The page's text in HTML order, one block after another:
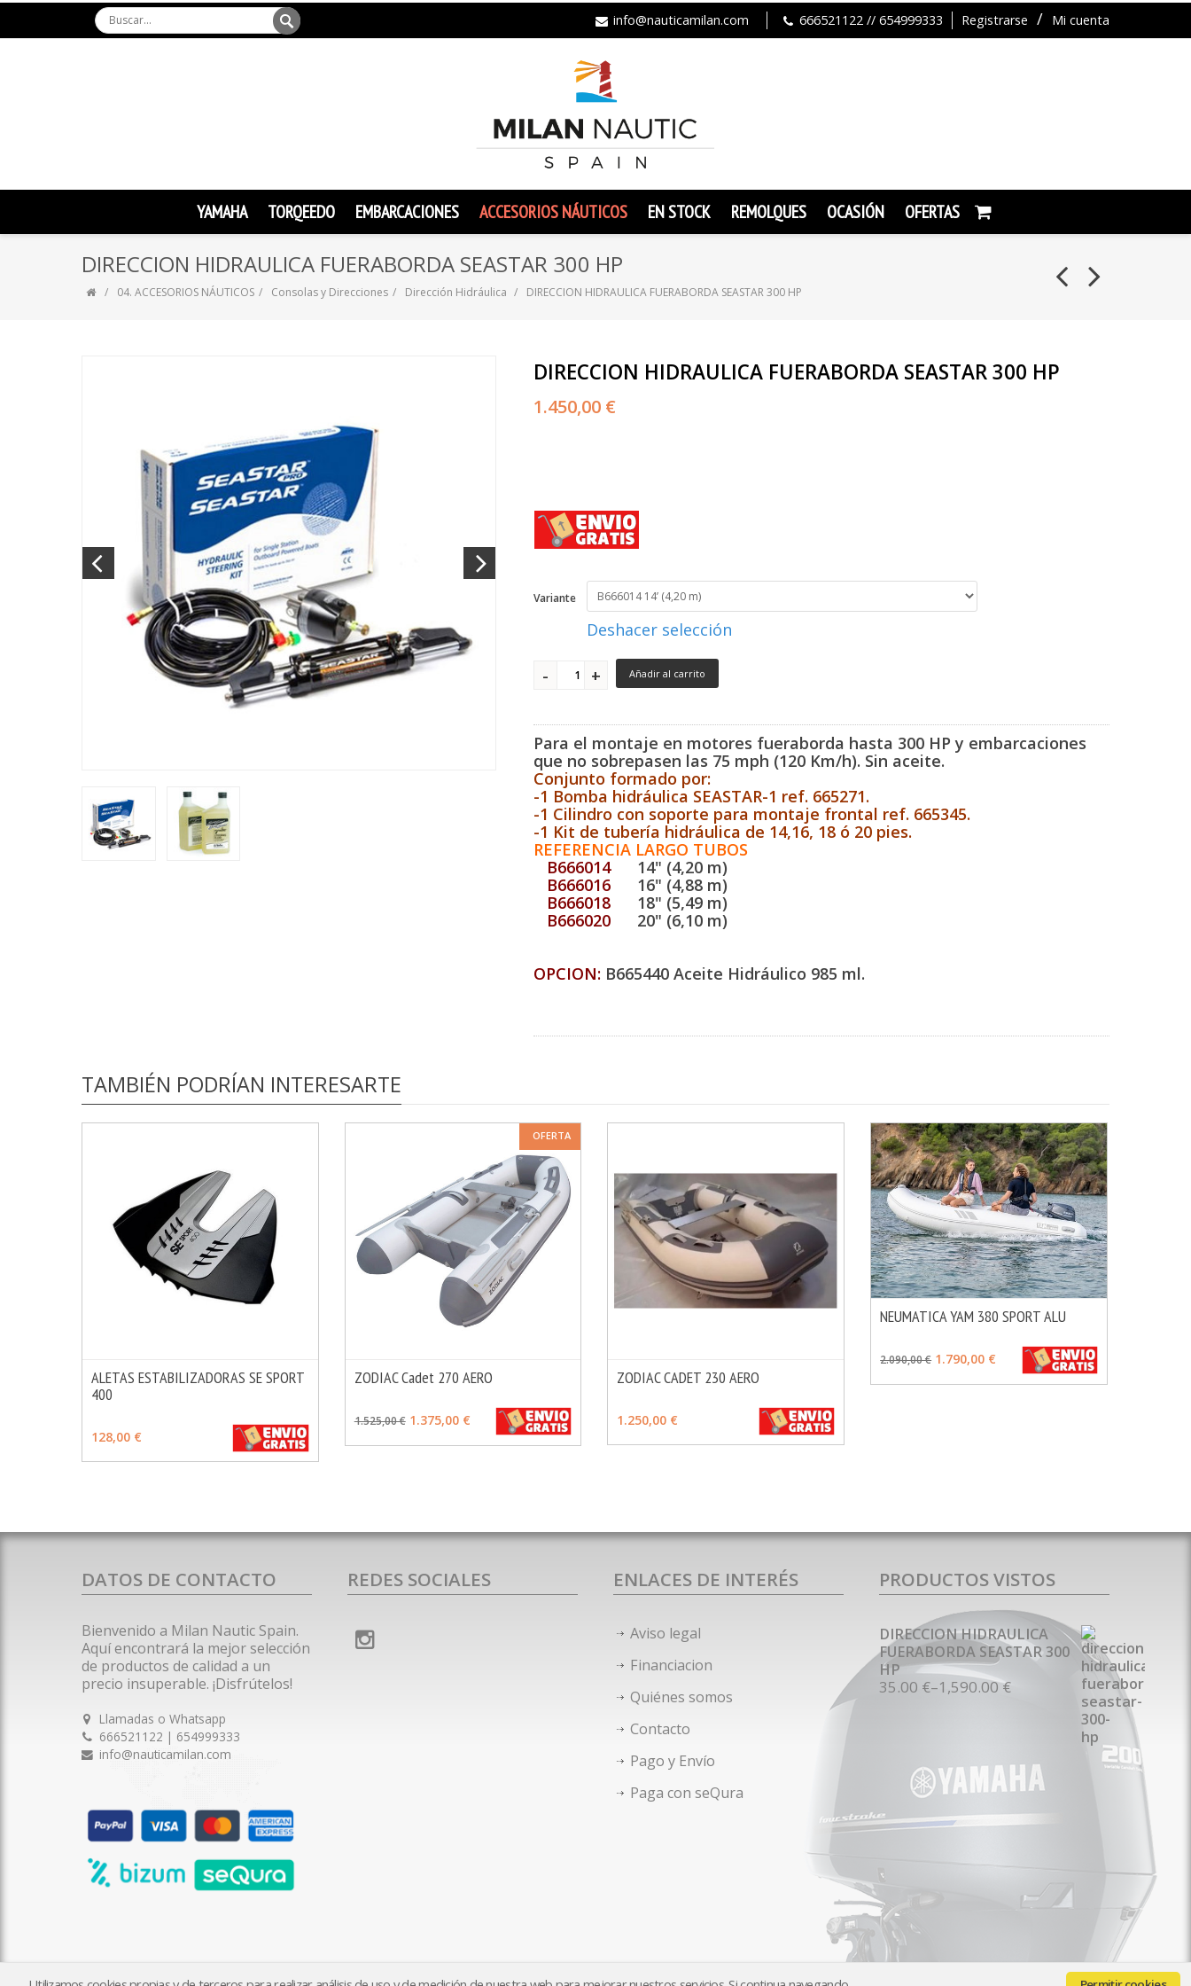
Registrarse Mi cuenta
info@nauticamilan.com 666521122 // 654999333
YAMAHA TORQEEDO EMBARCACIONES ACCESORIOS NÁUTICOS EN STOCK REMOLQUES OCASIÓN OFERTAS
DIRECCION HIDRAULICA FUERABORDA SEASTAR 300 HP
04. ACCESORIOS NÁUTICOS Consolas y Direcciones Dirección Hidráulica DIRECCION HIDRAULICA FUERABORDA SEASTAR 300 HP
DIRECCION HIDRAULICA FUERABORDA SEASTAR 300 HP
1.450,00 €
Variante
Deshacer selección
Añadir al carrito
Para el montaje en motores fueraborda hasta 300 HPy embarcaciones
que no sobrepasen las 75 mph (120 Km/h). Sin aceite.
Conjunto formado por:
-1 Bomba hidráulica SEASTAR-1 ref. 665271.
-1 Cilindro con soporte para montaje frontal ref. 665345.
-1 Kit de tubería hidráulica de 14,16, 18 ó 20 pies.
REFERENCIA LARGO TUBOS
B66601414" (4,20 m)
B666016
16" (4,88 m)
B666018 18" (5,49 m)
B666020 20" (6,10 m)
OPCION: B665440 Aceite Hidráulico 985 ml.
TAMBIÉN PODRÍAN INTERESARTE
AÑADIR
ALETAS ESTABILIZADORAS SE SPORT
400
128,00 €
OFERTA
ZODIAC Cadet 270 AERO
1.525,00 € 1.375,00 €
ZODIAC CADET 230 AERO
1.250,00 €
NEUMATICA YAM 380 SPORT ALU
2.090,00 € 1.790,00 €
DATOS DE CONTACTO
Bienvenido a Milan Nautic Spain.
Aquí encontrará la mejor selección
de productos de calidad a un
precio insuperable. ¡Disfrútelos!
Llamadas o Whatsapp
666521122 | 654999333
info@nauticamilan.com
REDES SOCIALES ENLACES DE INTERÉS
Aviso legal
Financiacion
Quiénes somos
Contacto
Pago y Envío
Paga con seQura
PRODUCTOS VISTOS
DIRECCION HIDRAULICA
FUERABORDA SEASTAR 300
HP
35.00 €–1,590.00 €